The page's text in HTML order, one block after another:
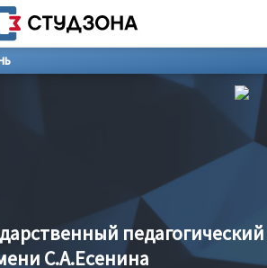
педагогический
С.А.Есенина